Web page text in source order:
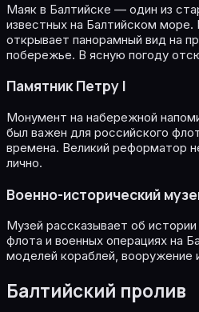
Маяк в Балтийске — один из
известных на Балтийском море.
открывает панорамный вид на
побережье. В ясную погоду
Памятник Петру I
Монумент на набережной
был важен для российского
времена. Великий реформатор
лично.
Военно-исторический
Музей рассказывает об
флота и военных операциях на
моделей кораблей, вооружение
Балтийский пролив